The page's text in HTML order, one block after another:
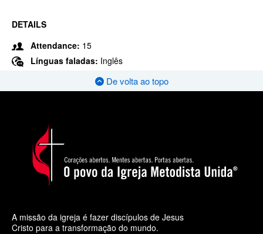
DETAILS
Attendance: 15
Línguas faladas: Inglês
De volta ao topo
A missão da igreja é fazer discípulos de Jesus
Cristo para a transformação do mundo.